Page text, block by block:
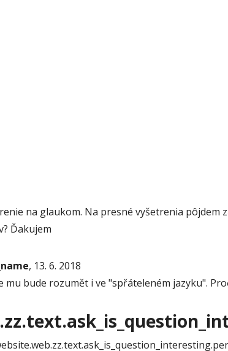
na glaukom. Na presné vyšetrenia
Ďakujem
, 13. 6. 2018
bude rozumět i ve "spřáteleném jazyku".